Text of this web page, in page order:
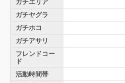
ガチエリア
ガチヤグラ
ガチホコ
ガチアサリ
フレンドコー
ド
活動時間帯